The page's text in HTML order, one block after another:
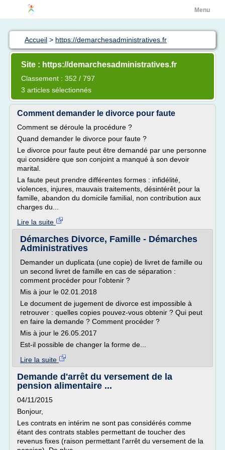
Menu
Accueil > https://demarchesadministratives.fr
Site : https://demarchesadministratives.fr
Classement : 352 / 797
3 articles sélectionnés
Comment demander le divorce pour faute
Comment se déroule la procédure ?
Quand demander le divorce pour faute ?
Le divorce pour faute peut être demandé par une personne
qui considère que son conjoint a manqué à son devoir
marital.
La faute peut prendre différentes formes : infidélité,
violences, injures, mauvais traitements, désintérêt pour la
famille, abandon du domicile familial, non contribution aux
charges du...
Lire la suite
Démarches Divorce, Famille - Démarches
Administratives
Demander un duplicata (une copie) de livret de famille ou
un second livret de famille en cas de séparation :
comment procéder pour l'obtenir ?
Mis à jour le 02.01.2018
Le document de jugement de divorce est impossible à
retrouver : quelles copies pouvez-vous obtenir ? Qui peut
en faire la demande ? Comment procéder ?
Mis à jour le 26.05.2017
Est-il possible de changer la forme de...
Lire la suite
Demande d'arrêt du versement de la
pension alimentaire ...
04/11/2015
Bonjour,
Les contrats en intérim ne sont pas considérés comme
étant des contrats stables permettant de toucher des
revenus fixes (raison permettant l'arrêt du versement de la